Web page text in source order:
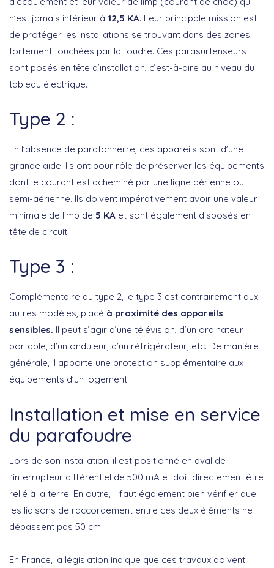
n’est jamais inférieur à 12,5 KA. Leur principale mission est
de protéger les installations se trouvant dans des zones
fortement touchées par la foudre. Ces parasurtenseurs
sont posés en tête d’installation, c’est-à-dire au niveau du
tableau électrique.
Type 2 :
En l’absence de paratonnerre, ces appareils sont d’une
grande aide. Ils ont pour rôle de préserver les équipements
dont le courant est acheminé par une ligne aérienne ou
semi-aérienne. Ils doivent impérativement avoir une valeur
minimale de limp de 5 KA et sont également disposés en
tête de circuit.
Type 3 :
Complémentaire au type 2, le type 3 est contrairement aux
autres modèles, placé à proximité des appareils
sensibles. Il peut s’agir d’une télévision, d’un ordinateur
portable, d’un onduleur, d’un réfrigérateur, etc. De manière
générale, il apporte une protection supplémentaire aux
équipements d’un logement.
Installation et mise en service
du parafoudre
Lors de son installation, il est positionné en aval de
l’interrupteur différentiel de 500 mA et doit directement être
relié à la terre. En outre, il faut également bien vérifier que
les liaisons de raccordement entre ces deux éléments ne
dépassent pas 50 cm.
En France, la législation indique que ces travaux doivent